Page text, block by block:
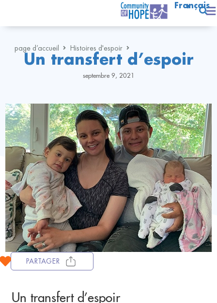
Français
page d’accueil Histoires d'espoir
Un transfert d’espoir
septembre 9, 2021
PARTAGER
Un transfert d’espoir